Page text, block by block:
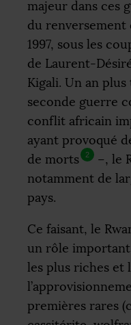
majeur dans ces
du renversement
1997, sous les
de Laurent-
Kigali. Un an
seconde guerre
conflit africain
ayant provoqué
de morts
2
–, le
notamment de
pays.
Ce faisant, le
un rôle important
les plus riches et
premières rares